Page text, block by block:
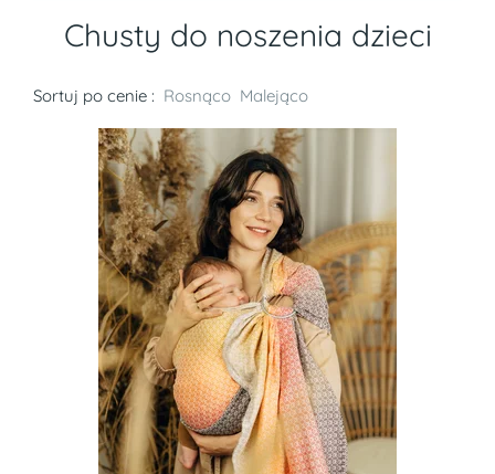
Chusty do noszenia dzieci
Sortuj po cenie : Rosnąco Malejąco